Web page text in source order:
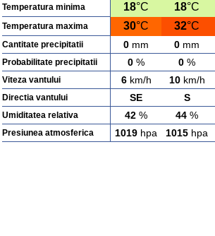
Temperatura minima 18°C 18°C
Temperatura maxima 30°C 32°C
Cantitate precipitatii 0 mm 0 mm
Probabilitate precipitatii 0 % 0 %
Viteza vantului 6km/h 10km/h
Directia vantului SE S
Umiditatea relativa 42 % 44 %
Presiunea atmosferica 1019 hpa 1015 hpa